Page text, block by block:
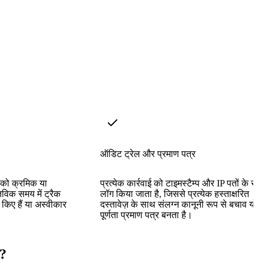
क्रमिक या
समय में ट्रैक
हैं या अस्वीकार
ऑडिट ट्रेल और प्रमाण पत्र
प्रत्येक कार्रवाई को टाइमस्टैम्प और IP पतों के
लॉग किया जाता है, जिससे प्रत्येक हस्ताक्षरित
दस्तावेज़ के साथ संलग्न कानूनी रूप से बचाव
पूर्णता प्रमाण पत्र बनता है।